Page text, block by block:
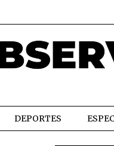
DEPORTES